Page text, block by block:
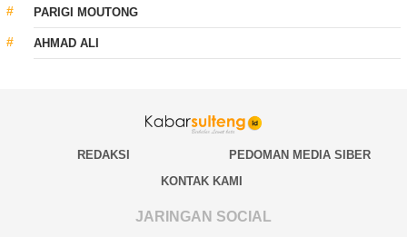
PARIGI MOUTONG
AHMAD ALI
REDAKSI
PEDOMAN MEDIA SIBER
KONTAK KAMI
JARINGAN SOCIAL